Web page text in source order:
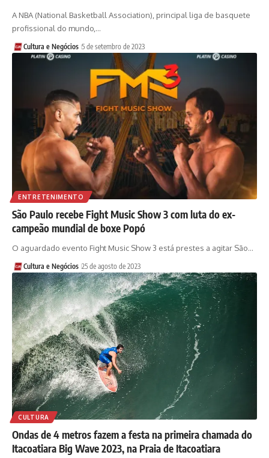
A NBA (National Basketball Association), principal liga de basquete
profissional do mundo,…
Cultura e Negócios 5 de setembro de 2023
ENTRETENIMENTO
São Paulo recebe Fight Music Show 3 com luta do ex-
campeão mundial de boxe Popó
O aguardado evento Fight Music Show 3 está prestes a agitar São…
Cultura e Negócios 25 de agosto de 2023
CULTURA
Ondas de 4 metros fazem a festa na primeira chamada do
Itacoatiara Big Wave 2023, na Praia de Itacoatiara